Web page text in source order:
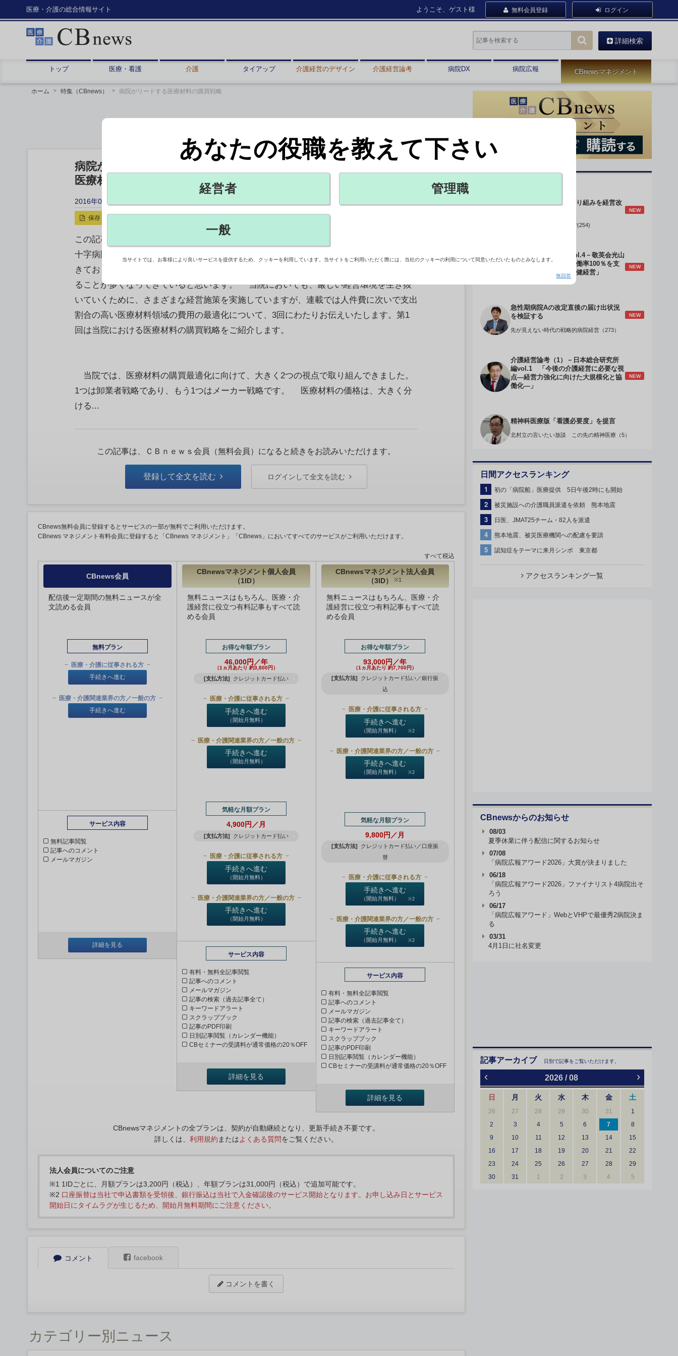
医療・介護の総合情報サイト ようこそ、ゲスト様 無料会員登録 ログイン
詳細検索
トップ 医療・看護 介護 タイアップ 介護経営のデザイン 介護経営論考 病院DX 病院広報 CBnewsマネジメント
ホーム 特集（CBnews） 病院がリードする医療材料の購買戦略
病院がリードする医療材料の購買戦略
医療材料費用の最適化を考える（1）
2016年01月31日 17:00
保存
この記事は2015年3月9日にCBnewsマネジメントで配信されたものです 【京都第二赤
十字病院 医療情報室 山本順一】 医療機関を取り巻く経営環境は年々厳しくなって
きており、病院経営においても一般企業で行われているような、戦略的な経営手法を用い
ることが多くなってきていると思います。 当院においても、厳しい経営環境を生き抜
いていくために、さまざまな経営施策を実施していますが、連載では人件費に次いで支出
割合の高い医療材料領域の費用の最適化について、3回にわたりお伝えいたします。第1
回は当院における医療材料の購買戦略をご紹介します。
当院では、医療材料の購買最適化に向けて、大きく2つの視点で取り組んできました。
1つは卸業者戦略であり、もう1つはメーカー戦略です。 医療材料の価格は、大きく分
ける...
この記事は、ＣＢｎｅｗｓ会員（無料会員）になると続きをお読みいただけます。
登録して全文を読む ログインして全文を読む
CBnews無料会員に登録するとサービスの一部が無料でご利用いただけます。
CBnews マネジメント有料会員に登録すると「CBnews マネジメント」「CBnews」においてすべてのサービスがご利用いただけます。
すべて税込
CBnews会員
配信後一定期間の無料ニュースが全
文読める会員
無料プラン
医療・介護に従事される方
手続きへ進む
医療・介護関連業界の方／一般の方
手続きへ進む
サービス内容
無料記事閲覧
記事へのコメント
メールマガジン
詳細を見る
CBnewsマネジメント個人会員
（1ID）
無料ニュースはもちろん、医療・介
護経営に役立つ有料記事もすべて読
める会員
お得な年額プラン
46,000円／年
（1ヵ月あたり 約3,800円）
[支払方法] クレジットカード払い
医療・介護に従事される方
手続きへ進む
（開始月無料）
医療・介護関連業界の方／一般の方
手続きへ進む
（開始月無料）
気軽な月額プラン
4,900円／月
[支払方法] クレジットカード払い
医療・介護に従事される方
手続きへ進む
（開始月無料）
医療・介護関連業界の方／一般の方
手続きへ進む
（開始月無料）
サービス内容
有料・無料全記事閲覧
記事へのコメント
メールマガジン
記事の検索（過去記事全て）
キーワードアラート
スクラップブック
記事のPDF印刷
日別記事閲覧（カレンダー機能）
CBセミナーの受講料が通常価格の20％OFF
詳細を見る
CBnewsマネジメント法人会員
（3ID）
※1
無料ニュースはもちろん、医療・介
護経営に役立つ有料記事もすべて読
める会員
お得な年額プラン
93,000円／年
（1ヵ月あたり 約7,700円）
[支払方法]
クレジットカード払い／銀行振
込
医療・介護に従事される方
手続きへ進む
（開始月無料） ※2
医療・介護関連業界の方／一般の方
手続きへ進む
（開始月無料） ※2
気軽な月額プラン
9,800円／月
[支払方法]
クレジットカード払い／口座振
替
医療・介護に従事される方
手続きへ進む
（開始月無料） ※2
医療・介護関連業界の方／一般の方
手続きへ進む
（開始月無料） ※2
サービス内容
有料・無料全記事閲覧
記事へのコメント
メールマガジン
記事の検索（過去記事全て）
キーワードアラート
スクラップブック
記事のPDF印刷
日別記事閲覧（カレンダー機能）
CBセミナーの受講料が通常価格の20％OFF
詳細を見る
CBnewsマネジメントの全プランは、契約が自動継続となり、更新手続き不要です。
詳しくは、 利用規約 またはよくある質問をご覧ください。
法人会員についてのご注意
※1 1IDごとに、月額プランは3,200円（税込）、年額プランは31,000円（税込）で追加可能です。
※2 口座振替は当社で申込書類を受領後、銀行振込は当社で入金確認後のサービス開始となります。お申し込み日とサービス
開始日にタイムラグが生じるため、開始月無料期間にご注意ください。
コメント facebook
コメントを書く
カテゴリー別ニュース
身体的拘束最小化の取り組みを経営改
NEW
データで読み解く病院経営(254)
介護経営のデザインVol.4－敬英会光山
誠理事長 「驚異の稼働率100％を支
える『顧客目線』の老健経営」
NEW
急性期病院Aの改定直後の届け出状況
を検証する
NEW
先が見えない時代の戦略的病院経営（273）
介護経営論考（1）－日本総合研究所
編vol.1 「今後の介護経営に必要な視
点―経営力強化に向けた大規模化と協
働化―」
NEW
精神科医療版「看護必要度」を提言
北村立の言いたい放談 この先の精神医療（5）
日間アクセスランキング
1 初の「病院船」医療提供 5日午後2時にも開始
2 被災施設への介護職員派遣を依頼 熊本地震
3 日医、JMAT25チーム・82人を派遣
4 熊本地震、被災医療機関への配慮を要請
5 認知症をテーマに来月シンポ 東京都
アクセスランキング一覧
CBnewsからのお知らせ
08/03
夏季休業に伴う配信に関するお知らせ
07/08
「病院広報アワード2026」大賞が決まりました
06/18
「病院広報アワード2026」ファイナリスト4病院出そ
ろう
06/17
「病院広報アワード」WebとVHPで最優秀2病院決ま
る
03/31
4月1日に社名変更
記事アーカイブ 日別で記事をご覧いただけます。
‹ 2026 / 08 ›
日 月 火 水 木 金 土
26 27 28 29 30 31
1
2
3 4 5 6 7
8
9
10 11 12 13 14
15
16
17 18 19 20 21
22
23
24 25 26 27 28
29
30
31 1 2 3 4 5
あなたの役職を教えて下さい
経営者 管理職
一般
当サイトでは、お客様により良いサービスを提供するため、クッキーを利用しています。当サイトをご利用いただく際には、当社のクッキーの利用について同意いただいたものとみなします。
無回答